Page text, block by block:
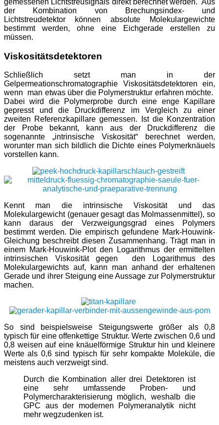
der Kombination von Brechungsindex- und
Lichtstreudetektor können absolute Molekulargewichte
bestimmt werden, ohne eine Eichgerade erstellen zu
müssen.
Viskositätsdetektoren
Schließlich setzt man in der
Gelpermeationschromatographie Viskositätsdetektoren ein,
wenn man etwas über die Polymerstruktur erfahren möchte.
Dabei wird die Polymerprobe durch eine enge Kapillare
gepresst und die Druckdifferenz im Vergleich zu einer
zweiten Referenzkapillare gemessen. Ist die Konzentration
der Probe bekannt, kann aus der Druckdifferenz die
sogenannte „intrinsische Viskosität“ berechnet werden,
worunter man sich bildlich die Dichte eines Polymerknäuels
vorstellen kann.
Kennt man die intrinsische Viskosität und das
Molekulargewicht (genauer gesagt das Molmassenmittel), so
kann daraus der Verzweigungsgrad eines Polymers
bestimmt werden. Die empirisch gefundene Mark-Houwink-
Gleichung beschreibt diesen Zusammenhang. Trägt man in
einem Mark-Houwink-Plot den Logarithmus der ermittelten
intrinsischen Viskosität gegen den Logarithmus des
Molekulargewichts auf, kann man anhand der erhaltenen
Gerade und ihrer Steigung eine Aussage zur Polymerstruktur
machen.
So sind beispielsweise Steigungswerte größer als 0,8
typisch für eine offenkettige Struktur. Werte zwischen 0,6 und
0,8 weisen auf eine knäuelförmige Struktur hin und kleinere
Werte als 0,6 sind typisch für sehr kompakte Moleküle, die
meistens auch verzweigt sind.
Durch die Kombination aller drei Detektoren ist
eine sehr umfassende Proben- und
Polymercharakterisierung möglich, weshalb die
GPC aus der modernen Polymeranalytik nicht
mehr wegzudenken ist.